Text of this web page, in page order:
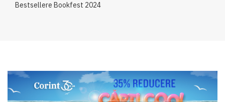
Bestsellere Bookfest 2024